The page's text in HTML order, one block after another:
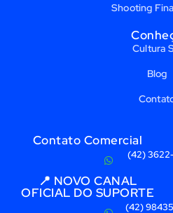
Shooting
Cultura
Blog
Contato Comercial
(42)
📍 NOVO CANAL
OFICIAL DO SUPORTE
(42)